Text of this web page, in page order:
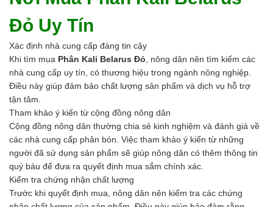
Đỏ Uy Tín
Xác định nhà cung cấp đáng tin cậy
Khi tìm mua Phân Kali Belarus Đỏ , nông dân nên tìm kiếm các
nhà cung cấp uy tín, có thương hiệu trong ngành nông nghiệp.
Điều này giúp đảm bảo chất lượng sản phẩm và dịch vụ hỗ trợ
tận tâm.
Tham khảo ý kiến từ cộng đồng nông dân
Cộng đồng nông dân thường chia sẻ kinh nghiệm và đánh giá về
các nhà cung cấp phân bón. Việc tham khảo ý kiến từ những
người đã sử dụng sản phẩm sẽ giúp nông dân có thêm thông tin
quý báu để đưa ra quyết định mua sắm chính xác.
Kiểm tra chứng nhận chất lượng
Trước khi quyết định mua, nông dân nên kiểm tra các chứng